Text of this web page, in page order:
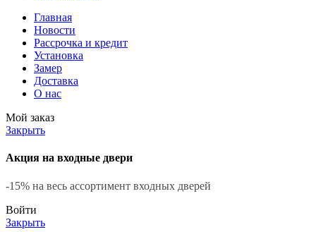
Главная
Новости
Рассрочка и кредит
Установка
Замер
Доставка
О нас
Мой заказ
Закрыть
Акция на входные двери
-15% на весь ассортимент входных дверей
Войти
Закрыть